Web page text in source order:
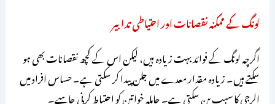
لونگ کے ممکنہ نقصانات اور احتیاطی تدابیر
اگرچہ لونگ کے فوائد بہت زیادہ ہیں، لیکن اس کے کچھ نقصانات بھی ہو
سکتے ہیں۔ زیادہ مقدار معدے میں جلن پیدا کر سکتی ہے۔ حساس افراد میں
الرجی کا سبب بن سکتی ہے۔ حاملہ خواتین کو احتیاط کرنی چاہیے۔